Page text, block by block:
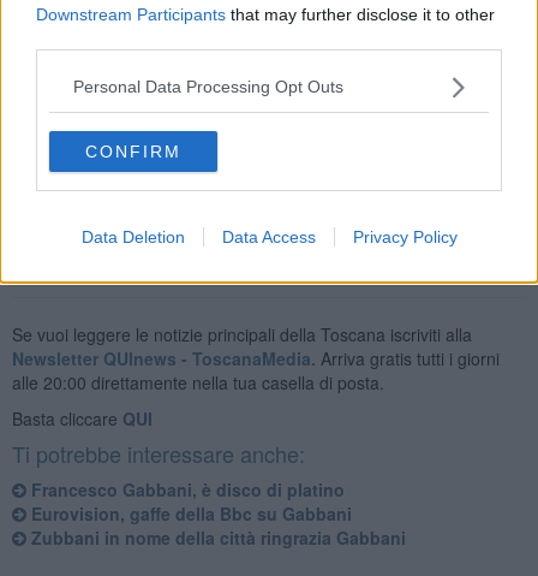
Downstream Participants that may further disclose it to other
Personal Data Processing Opt Outs
CONFIRM
Data Deletion Data Access Privacy Policy
Il mio primo @SanremoRaida "divanista" da tre anni a
questa parte! Strano no?!?! ...in bocca al lupo alla musica
italiana!#Sanremo2018 pic.twitter.com/HJSqILrk9x
— Francesco Gabbani (@frankgabbani)
Se vuoi leggere le notizie principali della Toscana iscriviti alla
Newsletter QUInews - ToscanaMedia. Arriva gratis tutti i giorni
alle 20:00 direttamente nella tua casella di posta.
Basta cliccare QUI
Ti potrebbe interessare anche:
Francesco Gabbani, è disco di platino
Eurovision, gaffe della Bbc su Gabbani
Zubbani in nome della città ringrazia Gabbani